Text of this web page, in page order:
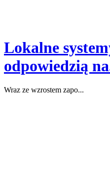
Lokalne
odpowiedzią
Wraz ze wzrostem zapo...